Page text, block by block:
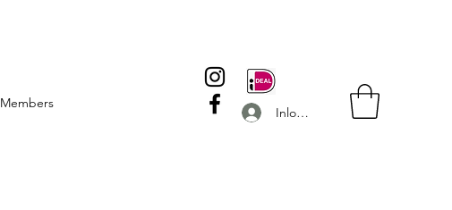
Members
Inloggen